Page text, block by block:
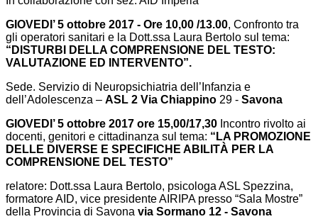
GIOVEDI’ 5 ottobre 2017 - Ore 10,00 /13.00, Confronto tra
gli operatori sanitari e la Dott.ssa Laura Bertolo sul tema:
“DISTURBI DELLA COMPRENSIONE DEL TESTO:
VALUTAZIONE ED INTERVENTO”.
Sede. Servizio di Neuropsichiatria dell’Infanzia e
dell’Adolescenza – ASL 2 Via Chiappino 29 - Savona
GIOVEDI’ 5 ottobre 2017 ore 15,00/17,30 Incontro rivolto ai
docenti, genitori e cittadinanza sul tema: “LA PROMOZIONE
DELLE DIVERSE E SPECIFICHE ABILITÀ PER LA
COMPRENSIONE DEL TESTO”
relatore: Dott.ssa Laura Bertolo, psicologa ASL Spezzina,
formatore AID, vice presidente AIRIPA presso “Sala Mostre”
della Provincia di Savona via Sormano 12 - Savona